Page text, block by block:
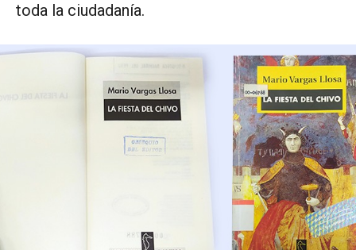
toda la ciudadanía.